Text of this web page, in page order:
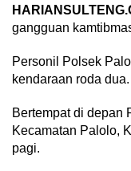
gangguan
Personil Polsek
kendaraan roda dua.
Bertempat di depan
Kecamatan Palolo,
pagi.